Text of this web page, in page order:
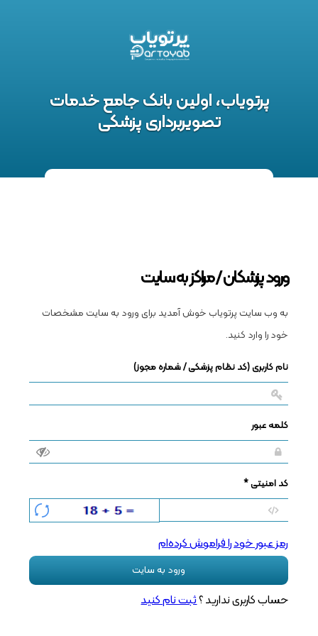
پرتویاب، اولین بانک جامع خدمات
تصویربرداری پزشکی
ورود پزشکان / مراکز به سایت
به وب سایت پرتویاب خوش آمدید برای ورود به سایت مشخصات
خود را وارد کنید.
نام کاربری (کد نظام پزشکی / شماره مجوز)
کلمه عبور
کد امنیتی *
رمز عبور خود را فراموش کرده‌ام
ورود به سایت
حساب کاربری ندارید ؟ثبت نام کنید